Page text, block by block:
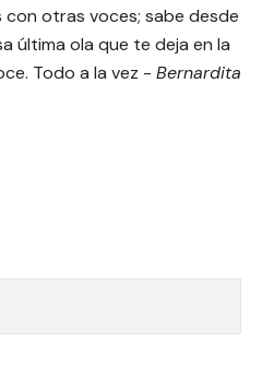
otras voces; sabe desde
última ola que te deja en la
Todo a la vez - Bernardita